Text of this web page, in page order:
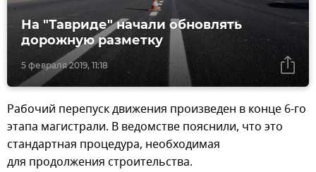
5 февраля 2019, 11:18
На "Тавриде" начали обновлять
дорожную разметку
Рабочий перепуск движения произведен в конце 6-го
этапа магистрали. В ведомстве пояснили, что это
стандартная процедура, необходимая
для продолжения строительства.